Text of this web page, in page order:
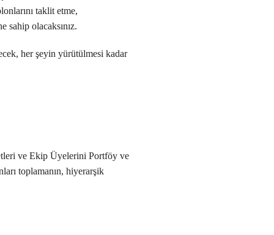
taklit etme,
sahip olacaksınız.
her şeyin yürütülmesi kadar
ve Ekip Üyelerini Portföy ve
toplamanın, hiyerarşik